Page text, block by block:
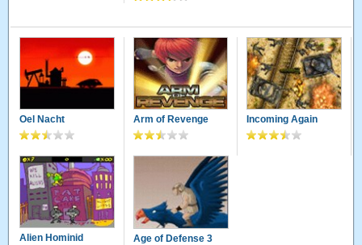
Oel Nacht Arm of Revenge Incoming Again
Alien Hominid Age of Defense 3